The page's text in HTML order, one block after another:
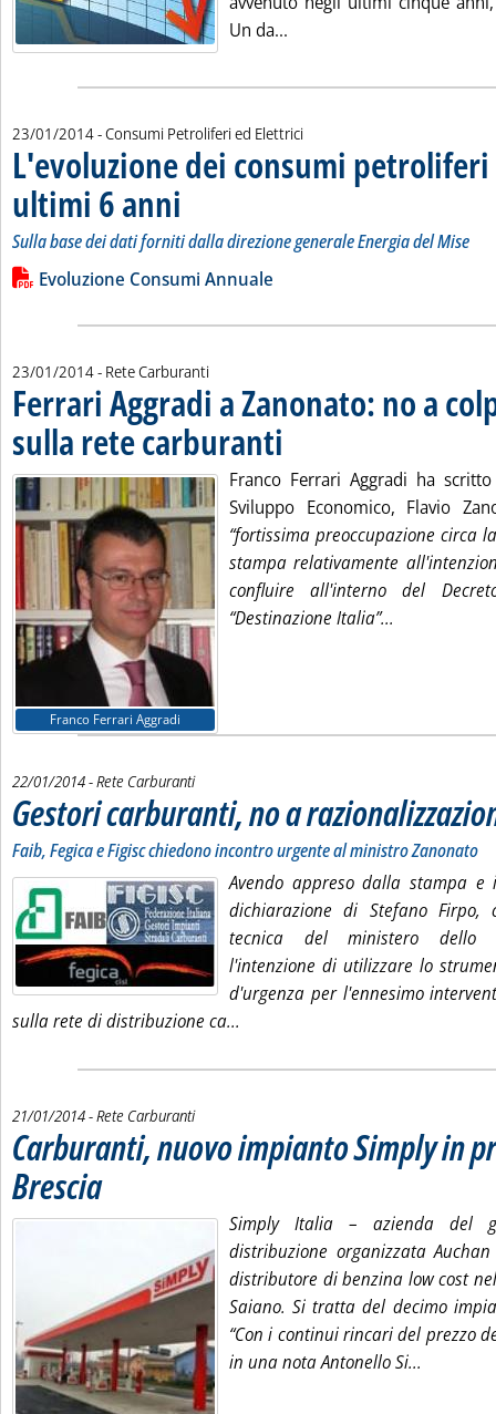
Un da...
23/01/2014- Consumi Petroliferi ed Elettrici
L'evoluzione dei consumi
ultimi 6 anni . Sottotitolo: Sulla base dei dati forniti dalla direzione
. Pubblicata giovedì 23 gennaio 2014 alle 14.43.
Sulla base dei dati forniti dalla direzione generale Energia del Mise
Leggi tutta la notizia: 'L'evoluzione dei consumi petroliferi
Lista allegati PDF alla notizia
Evoluzione Consumi Annuale
23/01/2014- Rete Carburanti
Ferrari Aggradi a Zanonato: no a
sulla rete carburanti . Pubblicata giovedì 23 gennaio 2014
Franco Ferrari Aggradi
Franco Ferrari Aggradi ha
Sviluppo Economico, Flavio
“fortissima preoccupazione circa
stampa relativamente
confluire all'interno del
“Destinazione Italia”...
22/01/2014- Rete Carburanti
Gestori carburanti, no a
Faib, Fegica e Figisc chiedono incontro urgente al ministro Zanonato
Avendo appreso dalla stampa
dichiarazione di Stefano Firpo,
tecnica del ministero dello
l'intenzione di utilizzare lo
d'urgenza per l'ennesimo
sulla rete di distribuzione ca...
21/01/2014- Rete Carburanti
Carburanti, nuovo impianto Simply in
Brescia. Pubblicata martedì 21 gennaio 2014 alle 14.43.
Simply Italia – azienda del
distribuzione organizzata
distributore di benzina low cost
Saiano. Si tratta del decimo
“Con i continui rincari del prezzo
in una nota Antonello Si...